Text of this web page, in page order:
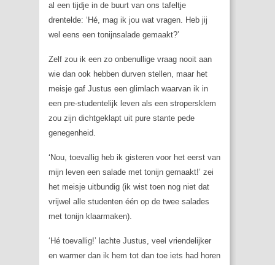
al een tijdje in de buurt van ons tafeltje
drentelde: ‘Hé, mag ik jou wat vragen. Heb jij
wel eens een tonijnsalade gemaakt?’
Zelf zou ik een zo onbenullige vraag nooit aan
wie dan ook hebben durven stellen, maar het
meisje gaf Justus een glimlach waarvan ik in
een pre-studentelijk leven als een stropersklem
zou zijn dichtgeklapt uit pure stante pede
genegenheid.
‘Nou, toevallig heb ik gisteren voor het eerst van
mijn leven een salade met tonijn gemaakt!’ zei
het meisje uitbundig (ik wist toen nog niet dat
vrijwel alle studenten één op de twee salades
met tonijn klaarmaken).
‘Hé toevallig!’ lachte Justus, veel vriendelijker
en warmer dan ik hem tot dan toe iets had horen